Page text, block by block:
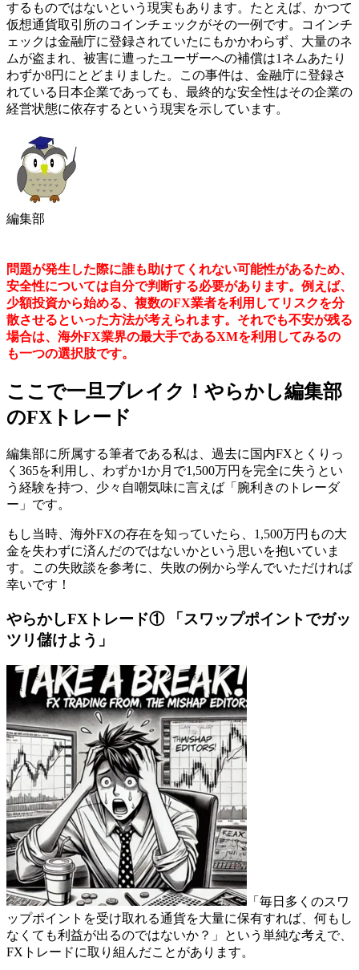
するものではないという現実もあります。たとえば、かつて
仮想通貨取引所のコインチェックがその一例です。コインチ
ェックは金融庁に登録されていたにもかかわらず、大量のネ
ムが盗まれ、被害に遭ったユーザーへの補償は1ネムあたり
わずか8円にとどまりました。この事件は、金融庁に登録さ
れている日本企業であっても、最終的な安全性はその企業の
経営状態に依存するという現実を示しています。
編集部
問題が発生した際に誰も助けてくれない可能性があるため、
安全性については自分で判断する必要があります。例えば、
少額投資から始める、複数のFX業者を利用してリスクを分
散させるといった方法が考えられます。それでも不安が残る
場合は、海外FX業界の最大手であるXMを利用してみるの
も一つの選択肢です。
ここで一旦ブレイク！やらかし編集部
のFXトレード
編集部に所属する筆者である私は、過去に国内FXとくりっ
く365を利用し、わずか1か月で1,500万円を完全に失うとい
う経験を持つ、少々自嘲気味に言えば「腕利きのトレーダ
ー」です。
もし当時、海外FXの存在を知っていたら、1,500万円もの大
金を失わずに済んだのではないかという思いを抱いていま
す。この失敗談を参考に、失敗の例から学んでいただければ
幸いです！
やらかしFXトレード① 「スワップポイントでガッ
ツリ儲けよう」
「毎日多くのスワ
ップポイントを受け取れる通貨を大量に保有すれば、何もし
なくても利益が出るのではないか？」という単純な考えで、
FXトレードに取り組んだことがあります。